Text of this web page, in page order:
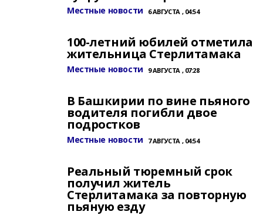
Местные новости 6 АВГУСТА , 04:54
100-летний юбилей отметила
жительница Стерлитамака
Местные новости 9 АВГУСТА , 07:28
В Башкирии по вине пьяного
водителя погибли двое
подростков
Местные новости 7 АВГУСТА , 04:54
Реальный тюремный срок
получил житель
Стерлитамака за повторную
пьяную езду